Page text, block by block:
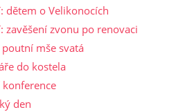
dětem o Velikonocích
zvonu po renovaci
mše svatá
do kostela
den